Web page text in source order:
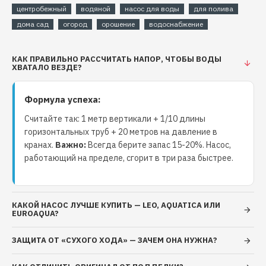
садов. Насос Euroaqua является превосходным решением
когда необходимо создать высокий напор жидкости с
Технические характеристики
насосных мини станций
вихревыхPKSM 60/2l
Мощность двигателя: 370 Вт
Напряжение: 220 В
Производительность: 35 л/мин
Высота всасывания: 9 м
Давление: 10 атм
Насосная мини станция
вихреваяPKSM 60/2lDelta
центробежный водяной насос для воды
для полива
дома сад
огород орошение водоснабжение
КАК ПРАВИЛЬНО РАССЧИТАТЬ НАПОР, ЧТОБЫ ВОДЫ
ХВАТАЛО ВЕЗДЕ?
Формула успеха:
Считайте так: 1 метр вертикали + 1/10 длины
горизонтальных труб + 20 метров на давление в
кранах. Важно:Всегда берите запас 15-20%. Насос,
работающий на пределе, сгорит в три раза быстрее.
КАКОЙ НАСОС ЛУЧШЕ КУПИТЬ — LEO, AQUATICA ИЛИ
EUROAQUA?
ЗАЩИТА ОТ «СУХОГО ХОДА» — ЗАЧЕМ ОНА НУЖНА?